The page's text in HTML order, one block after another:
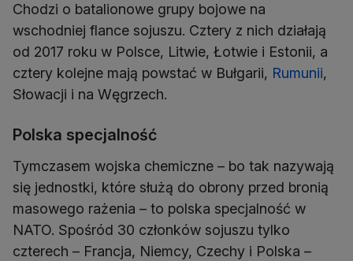
Chodzi o batalionowe grupy bojowe na
wschodniej flance sojuszu. Cztery z nich działają
od 2017 roku w Polsce, Litwie, Łotwie i Estonii, a
cztery kolejne mają powstać w Bułgarii, Rumunii,
Słowacji i na Węgrzech.
Polska specjalność
Tymczasem wojska chemiczne – bo tak nazywają
się jednostki, które służą do obrony przed bronią
masowego rażenia – to polska specjalność w
NATO. Spośród 30 członków sojuszu tylko
czterech – Francja, Niemcy, Czechy i Polska –